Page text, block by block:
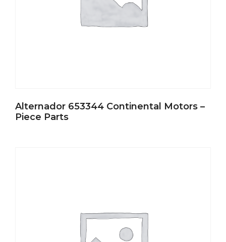
Alternador 653344 Continental Motors –
Piece Parts